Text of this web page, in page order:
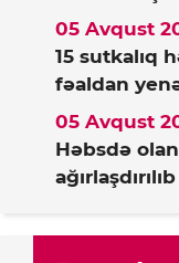
15 sutkalıq
fəaldan
05 Avqust
Həbsdə
ağırlaşdırılıb
05 Avqust